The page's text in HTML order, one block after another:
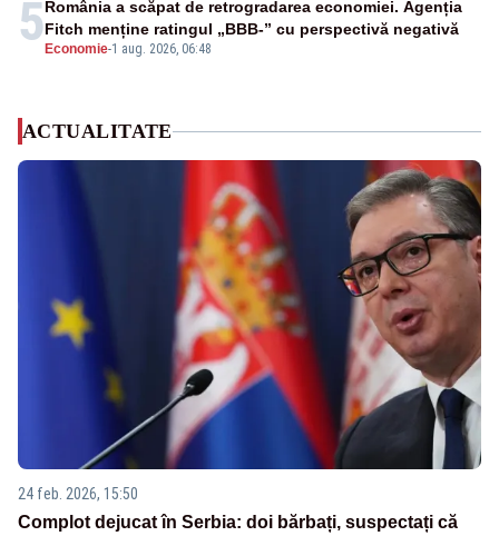
5 Economie-1 aug. 2026, 06:48
România a scăpat de retrogradarea economiei. Agenția
Fitch menține ratingul „BBB-” cu perspectivă negativă
ACTUALITATE
24 feb. 2026, 15:50
Complot dejucat în Serbia: doi bărbați, suspectați că